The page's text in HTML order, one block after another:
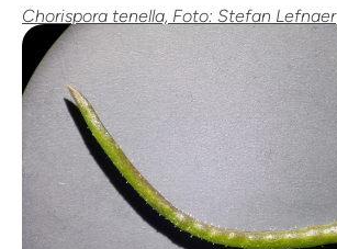
Chorispora tenella, Foto: Stefan Lefnaer